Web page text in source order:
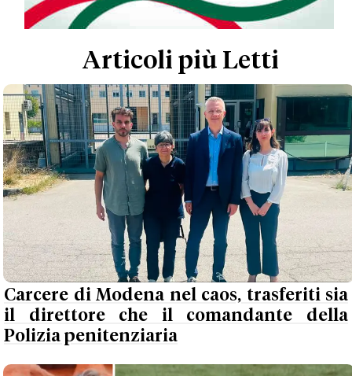
Articoli più Letti
Carcere di Modena nel caos, trasferiti sia
il direttore che il comandante della
Polizia penitenziaria